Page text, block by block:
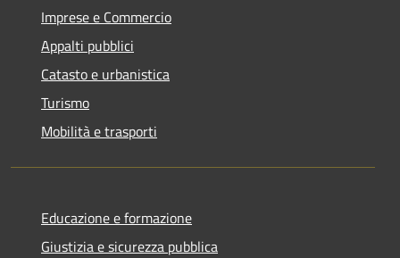
Imprese e Commercio
Appalti pubblici
Catasto e urbanistica
Turismo
Mobilità e trasporti
Educazione e formazione
Giustizia e sicurezza pubblica